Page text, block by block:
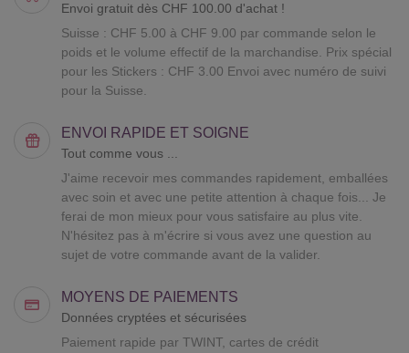
Envoi gratuit dès CHF 100.00 d'achat !
Suisse : CHF 5.00 à CHF 9.00 par commande selon le
poids et le volume effectif de la marchandise. Prix spécial
pour les Stickers : CHF 3.00 Envoi avec numéro de suivi
pour la Suisse.
ENVOI RAPIDE ET SOIGNE
Tout comme vous ...
J'aime recevoir mes commandes rapidement, emballées
avec soin et avec une petite attention à chaque fois... Je
ferai de mon mieux pour vous satisfaire au plus vite.
N'hésitez pas à m'écrire si vous avez une question au
sujet de votre commande avant de la valider.
MOYENS DE PAIEMENTS
Données cryptées et sécurisées
Paiement rapide par TWINT, cartes de crédit